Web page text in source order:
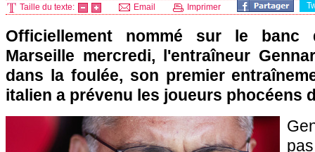
Taille du texte: Email Imprimer
Officiellement nommé sur le banc
Marseille mercredi, l'entraîneur
dans la foulée, son premier
italien a prévenu les joueurs phocéens